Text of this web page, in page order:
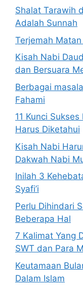
Shalat Tarawih
Adalah Sunnah
Terjemah
Kisah Nabi
dan Bersuara
Berbagai
Fahami
11 Kunci
Harus Diketahui
Kisah Nabi
Dakwah Nabi
Inilah 3
Syafi’i
Perlu Dihindari
Beberapa Hal
7 Kalimat Yang
SWT dan Para
Keutamaan
Dalam Islam